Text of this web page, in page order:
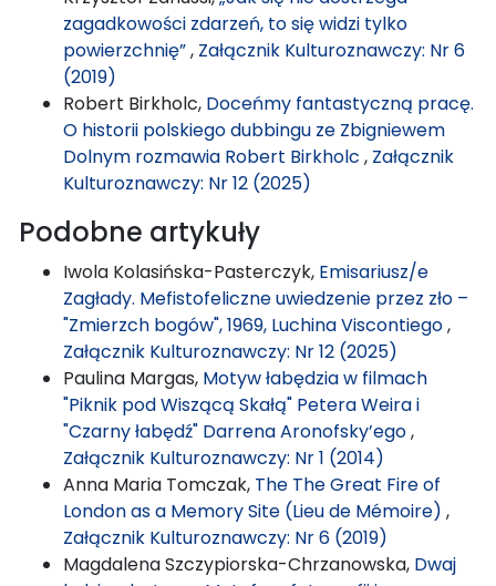
zagadkowości zdarzeń, to się widzi tylko
powierzchnię”, Załącznik Kulturoznawczy: Nr 6
(2019)
Robert Birkholc, Doceńmy fantastyczną pracę.
O historii polskiego dubbingu ze Zbigniewem
Dolnym rozmawia Robert Birkholc , Załącznik
Kulturoznawczy: Nr 12 (2025)
Podobne artykuły
Iwola Kolasińska-Pasterczyk, Emisariusz/e
Zagłady. Mefistofeliczne uwiedzenie przez zło –
"Zmierzch bogów", 1969, Luchina Viscontiego,
Załącznik Kulturoznawczy: Nr 12 (2025)
Paulina Margas, Motyw łabędzia w filmach
"Piknik pod Wiszącą Skałą" Petera Weira i
"Czarny łabędź" Darrena Aronofsky’ego,
Załącznik Kulturoznawczy: Nr 1 (2014)
Anna Maria Tomczak, The The Great Fire of
London as a Memory Site (Lieu de Mémoire) ,
Załącznik Kulturoznawczy: Nr 6 (2019)
Magdalena Szczypiorska-Chrzanowska, Dwaj